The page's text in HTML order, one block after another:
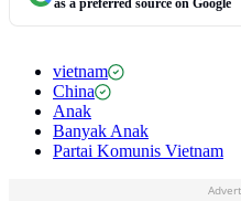
as a preferred source on Google
vietnam
China
Anak
Banyak Anak
Partai Komunis Vietnam